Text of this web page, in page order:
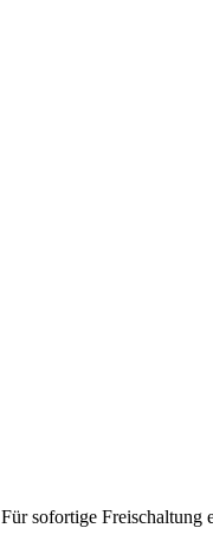
sofortige